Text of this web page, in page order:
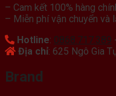
– Cam kết 100% hàng
– Miễn phí vận chuyển và
Hotline: 0868.717.389
Địa chỉ: 625 Ngô Gia
Brand